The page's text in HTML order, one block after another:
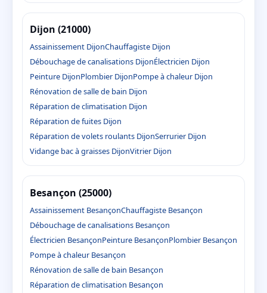
Dijon (21000)
Assainissement DijonChauffagiste Dijon
Débouchage de canalisations DijonÉlectricien Dijon
Peinture DijonPlombier DijonPompe à chaleur Dijon
Rénovation de salle de bain Dijon
Réparation de climatisation Dijon
Réparation de fuites Dijon
Réparation de volets roulants DijonSerrurier Dijon
Vidange bac à graisses DijonVitrier Dijon
Besançon (25000)
Assainissement BesançonChauffagiste Besançon
Débouchage de canalisations Besançon
Électricien BesançonPeinture BesançonPlombier Besançon
Pompe à chaleur Besançon
Rénovation de salle de bain Besançon
Réparation de climatisation Besançon